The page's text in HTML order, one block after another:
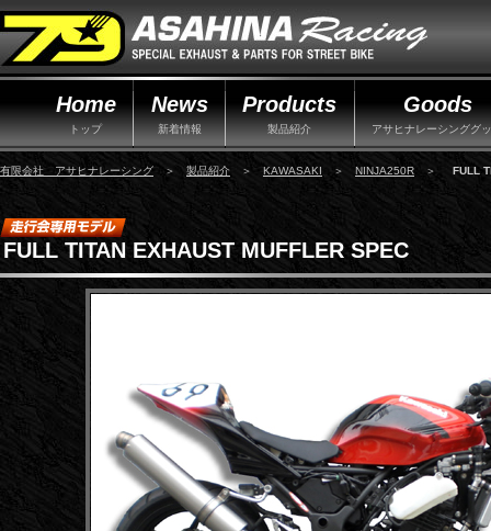
Home
トップ
News
新着情報
Products
製品紹介
Goods
アサヒナレーシンググ
有限会社 アサヒナレーシング ＞ 製品紹介 ＞ KAWASAKI ＞ NINJA250R ＞ FULL
FULL TITAN EXHAUST MUFFLER SPEC